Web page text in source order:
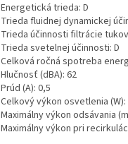
Energetická trieda: D
Trieda fluidnej dynamickej
Trieda účinnosti filtrácie tukov
Trieda svetelnej účinnosti: D
Celková ročná spotreba
Hlučnosť (dBA): 62
Prúd (A): 0,5
Celkový výkon osvetlenia (W):
Maximálny výkon odsávania
Maximálny výkon pri